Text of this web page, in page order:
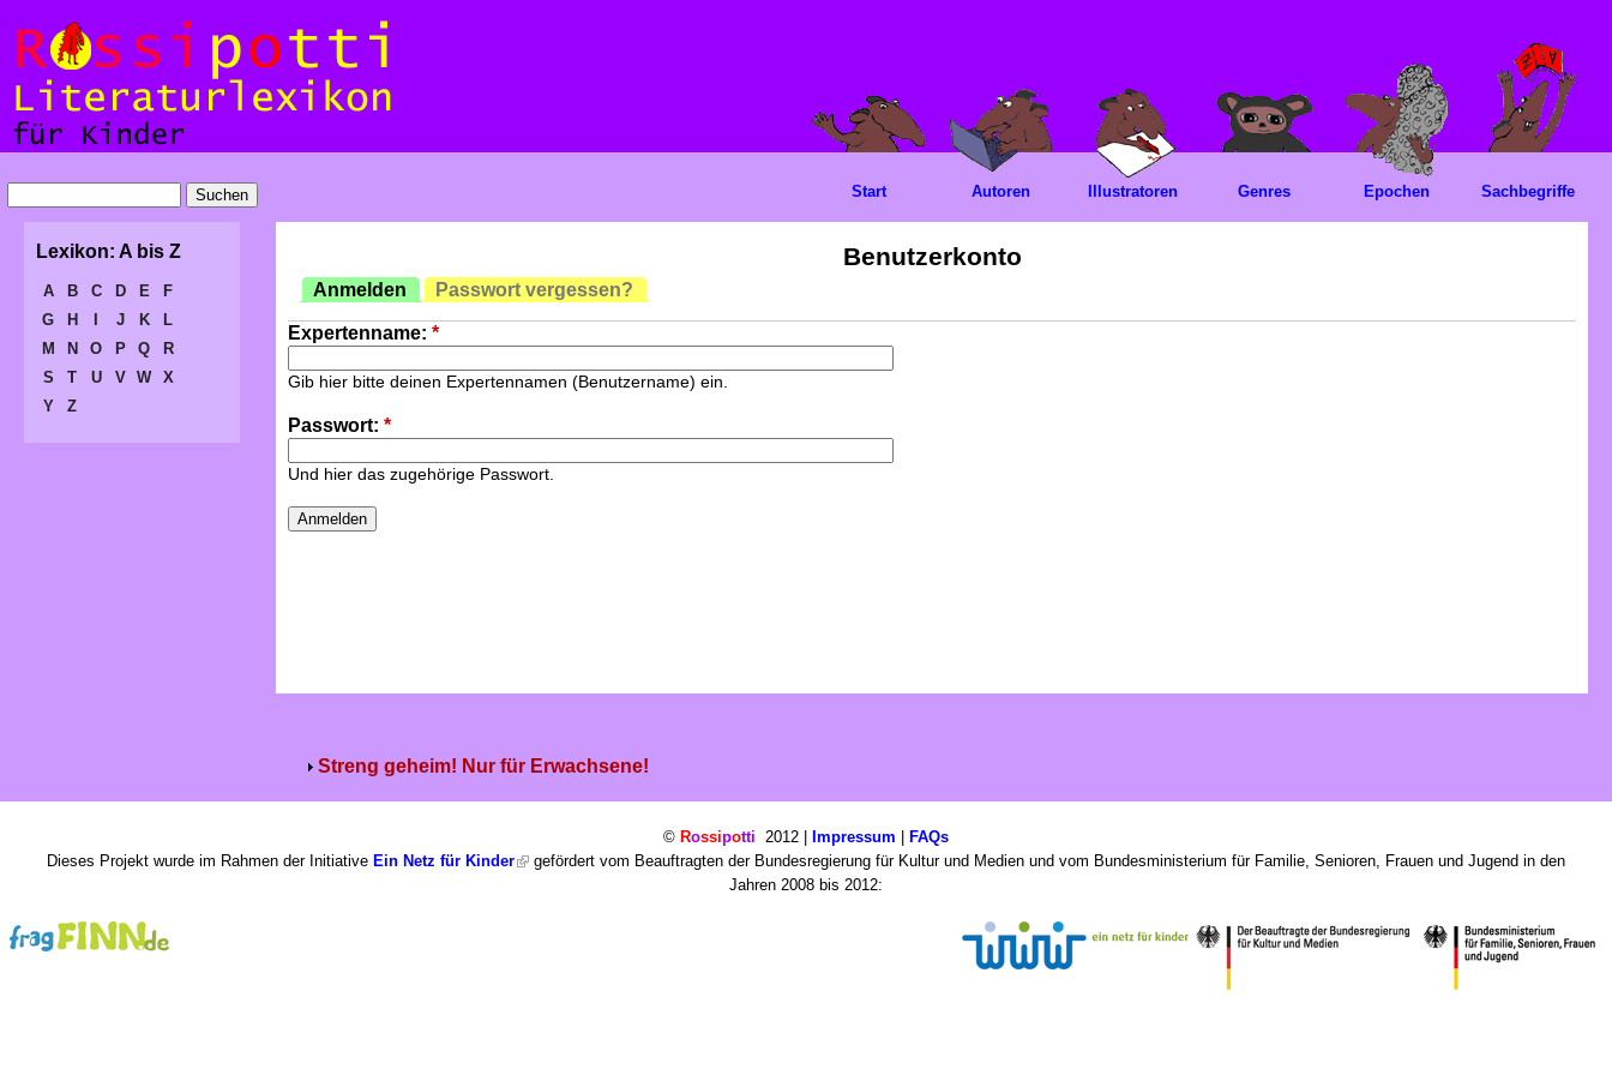
Benutzerkonto
Anmelden Passwort vergessen?
Expertenname: *
Gib hier bitte deinen Expertennamen (Benutzername) ein.
Passwort: *
Und hier das zugehörige Passwort.
Streng geheim! Nur für Erwachsene!
Start Autoren Illustratoren Genres Epochen Sachbegriffe
Lexikon: A bis Z
A B C D E
F
G
H J K
L
M
N O P Q
R
S
T U V W
X
Y
Z
© Rossipotti 2012 | Impressum | FAQs
Dieses Projekt wurde im Rahmen der Initiative Ein Netz für Kinder
gefördert vom Beauftragten der Bundesregierung für Kultur und Medien und vom Bundesministerium für Familie, Senioren, Frauen und Jugend in den
Jahren 2008 bis 2012: